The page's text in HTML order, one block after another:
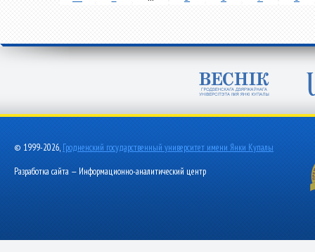
© 1999-2026, Гродненский государственный университет имени Янки Купалы
Разработка сайта — Информационно-аналитический центр